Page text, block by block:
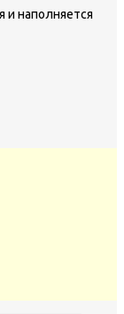
и наполняется